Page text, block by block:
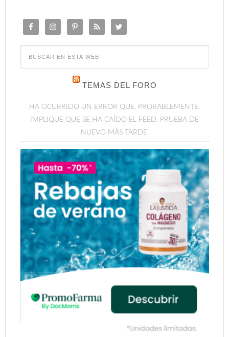
TEMAS DEL FORO
HA OCURRIDO UN ERROR QUE, PROBABLEMENTE,
IMPLIQUE QUE SE HA CAÍDO EL FEED. PRUEBA DE
NUEVO MÁS TARDE.